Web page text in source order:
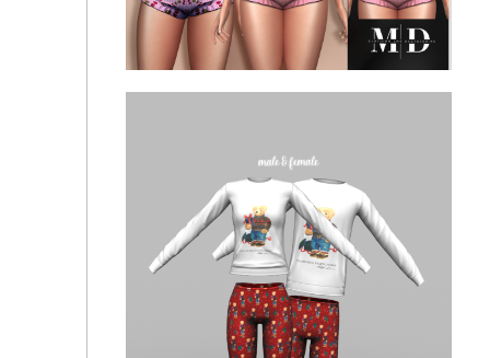
Cozy Set ☁️
Cherry Blossom Set - top and short